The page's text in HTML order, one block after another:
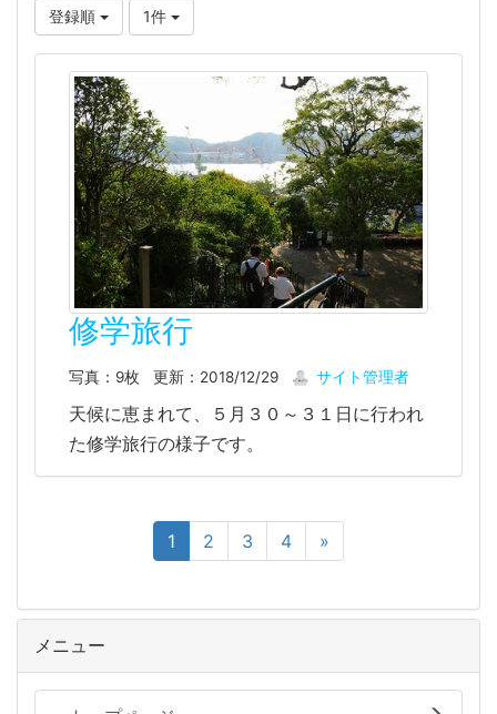
登録順 1件
修学旅行
写真：9枚 更新：2018/12/29 サイト管理者
天候に恵まれて、５月３０～３１日に行われ
た修学旅行の様子です。
1 2 3 4 »
メニュー